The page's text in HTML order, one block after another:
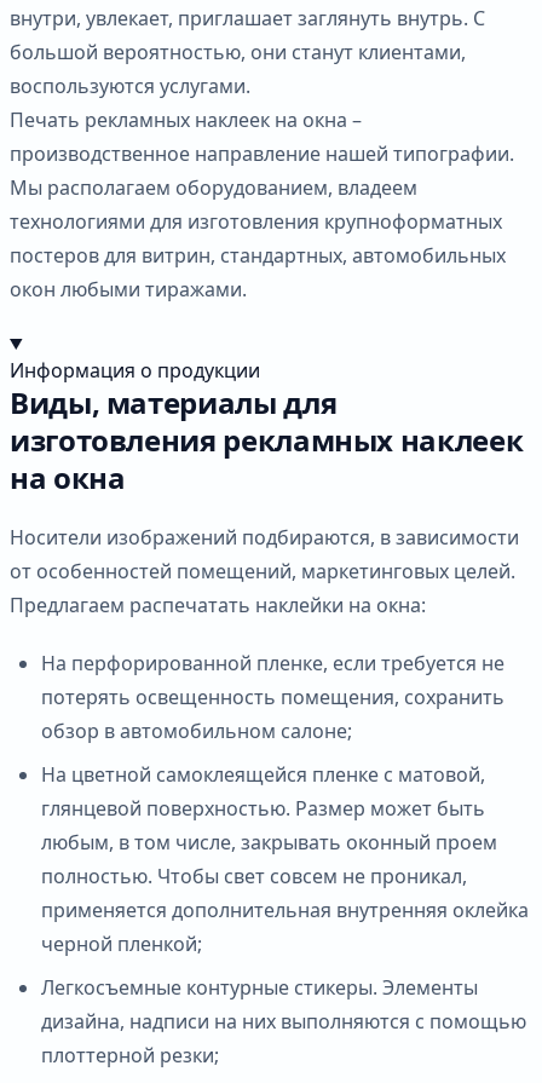
внутри, увлекает, приглашает заглянуть внутрь. С
большой вероятностью, они станут клиентами,
воспользуются услугами.
Печать рекламных наклеек на окна –
производственное направление нашей типографии.
Мы располагаем оборудованием, владеем
технологиями для изготовления крупноформатных
постеров для витрин, стандартных, автомобильных
окон любыми тиражами.
Информация о продукции
Виды, материалы для
изготовления рекламных наклеек
на окна
Носители изображений подбираются, в зависимости
от особенностей помещений, маркетинговых целей.
Предлагаем распечатать наклейки на окна:
На перфорированной пленке, если требуется не
потерять освещенность помещения, сохранить
обзор в автомобильном салоне;
На цветной самоклеящейся пленке с матовой,
глянцевой поверхностью. Размер может быть
любым, в том числе, закрывать оконный проем
полностью. Чтобы свет совсем не проникал,
применяется дополнительная внутренняя оклейка
черной пленкой;
Легкосъемные контурные стикеры. Элементы
дизайна, надписи на них выполняются с помощью
плоттерной резки;